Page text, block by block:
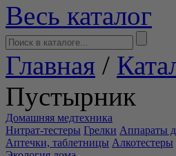
Весь каталог
Главная /
Пустырник
Домашняя медтехника
Нитрат-тестеры Грелки Аппараты
Аптечки, таблетницы Алкотестеры